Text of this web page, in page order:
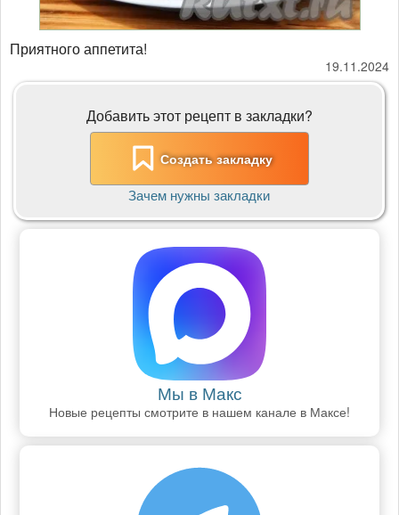
Приятного аппетита!
19.11.2024
Добавить этот рецепт в закладки?
Создать закладку
Зачем нужны закладки
Мы в Макс
Новые рецепты смотрите в нашем канале в Максе!